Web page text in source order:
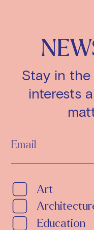
Stay in
interests
Art
Education